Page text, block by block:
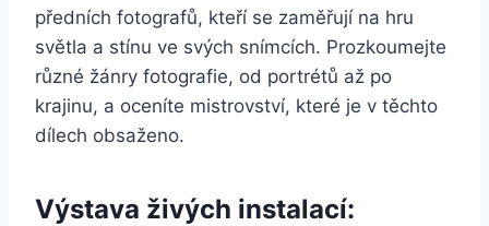
předních fotografů, kteří se zaměřují na hru
světla a stínu ve svých snímcích. Prozkoumejte
různé žánry fotografie, od portrétů až po
krajinu, a oceníte mistrovství, které je v těchto
dílech obsaženo.
Výstava živých instalací: